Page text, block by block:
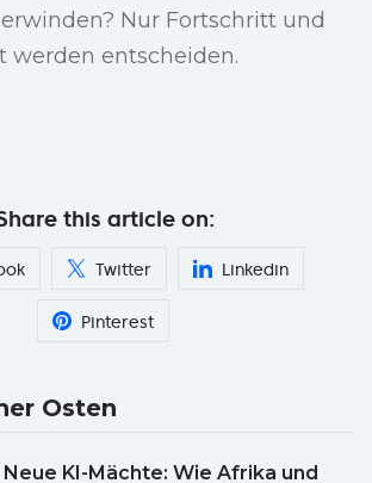
Nur Fortschritt und
werden entscheiden.
this article on:
Twitter Linkedin
Pinterest
Osten
Neue KI-Mächte: Wie Afrika und